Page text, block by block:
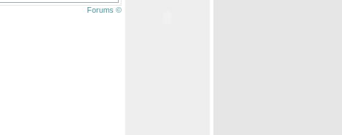
Forums ©